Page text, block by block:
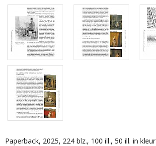
Paperback, 2025, 224 blz., 100 ill., 50 ill. in kleur